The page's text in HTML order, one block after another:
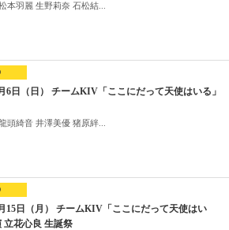
本羽麗 生野莉奈 石松結...
6日（日） チームKIV「ここにだって天使はいる」
頭綺音 井澤美優 猪原絆...
15日（月） チームKIV「ここにだって天使はい
立花心良 生誕祭